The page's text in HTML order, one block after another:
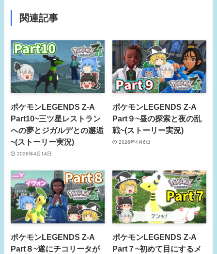
関連記事
ポケモンLEGENDS Z-A
Part10~三ツ星レストラン
への夢とジガルデとの邂逅
~(ストーリー実況)
2026年4月14日
ポケモンLEGENDS Z-A
Part９~昼の探索と夜の乱
戦~(ストーリー実況)
2026年4月6日
ポケモンLEGENDS Z-A
Part８~遂にチコリータが
ポケモンLEGENDS Z-A
Part７~初めて目にするメ